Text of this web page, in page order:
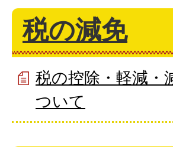
税の減免
税の控除・軽減・
ついて